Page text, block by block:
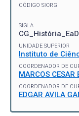
CÓDIGO SIORG
SIGLA
CG_História_EaD
UNIDADE SUPERIOR
Instituto de
COORDENADOR DE
MARCOS CESAR
COORDENADOR DE
EDGAR AVILA